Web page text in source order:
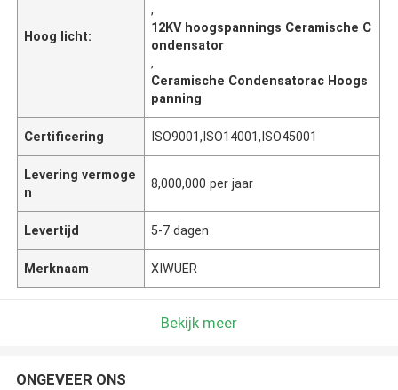
Hoog licht:
,
12KV hoogspannings Ceramische C
ondensator
,
Ceramische Condensatorac Hoogs
panning
Certificering ISO9001,ISO14001,ISO45001
Levering vermoge
n
8,000,000 per jaar
Levertijd 5-7 dagen
Merknaam XIWUER
Bekijk meer
ONGEVEER ONS